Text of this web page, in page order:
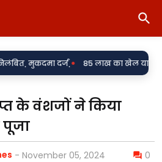
• 85 लाख का खेल या पारदर्शिता पर
के वंशजों ने किया
- November 05, 2024 0